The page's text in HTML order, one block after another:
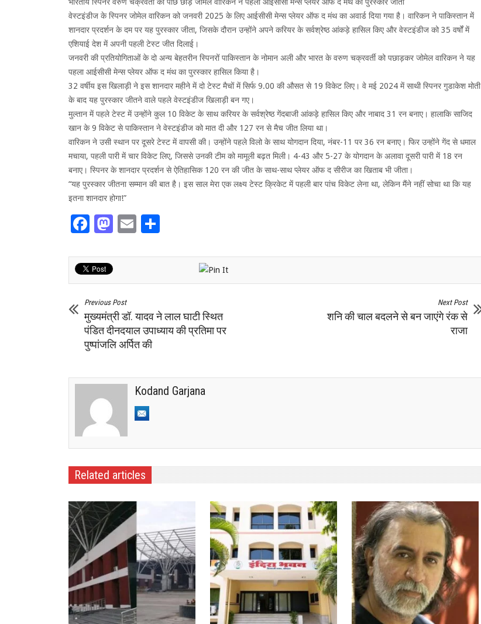
वेस्टइंडीज के स्पिनर जोमेल वारिकन को जनवरी 2025 के लिए आईसीसी मेन्स प्लेयर ऑफ द मंथ का अवार्ड दिया गया है। वारिकन ने पाकिस्तान में
शानदार प्रदर्शन के दम पर यह पुरस्कार जीता, जिसके दौरान उन्होंने अपने करियर के सर्वश्रेष्ठ आंकड़े हासिल किए और वेस्टइंडीज को 35 वर्षों में
एशियाई देश में अपनी पहली टेस्ट जीत दिलाई।
जनवरी की प्रतियोगिताओं के दो अन्य बेहतरीन स्पिनरों पाकिस्तान के नोमान अली और भारत के वरुण चक्रवर्ती को पछाड़कर जोमेल वारिकन ने यह
पहला आईसीसी मेन्स प्लेयर ऑफ द मंथ का पुरस्कार हासिल किया है।
32 वर्षीय इस खिलाड़ी ने इस शानदार महीने में दो टेस्ट मैचों में सिर्फ 9.00 की औसत से 19 विकेट लिए। वे मई 2024 में साथी स्पिनर गुडाकेश मोती
के बाद यह पुरस्कार जीतने वाले पहले वेस्टइंडीज खिलाड़ी बन गए।
मुल्तान में पहले टेस्ट में उन्होंने कुल 10 विकेट के साथ करियर के सर्वश्रेष्ठ गेंदबाजी आंकड़े हासिल किए और नाबाद 31 रन बनाए। हालाकि साजिद
खान के 9 विकेट से पाकिस्तान ने वेस्टइंडीज को मात दी और 127 रन से मैच जीत लिया था।
वारिकन ने उसी स्थान पर दूसरे टेस्ट में वापसी की। उन्होंने पहले विलो के साथ योगदान दिया, नंबर-11 पर 36 रन बनाए। फिर उन्होंने गेंद से धमाल
मचाया, पहली पारी में चार विकेट लिए, जिससे उनकी टीम को मामूली बढ़त मिली। 4-43 और 5-27 के योगदान के अलावा दूसरी पारी में 18 रन
बनाए। स्पिनर के शानदार प्रदर्शन से ऐतिहासिक 120 रन की जीत के साथ-साथ प्लेयर ऑफ द सीरीज का खिताब भी जीता।
“यह पुरस्कार जीतना सम्मान की बात है। इस साल मेरा एक लक्ष्य टेस्ट क्रिकेट में पहली बार पांच विकेट लेना था, लेकिन मैंने नहीं सोचा था कि यह
इतना शानदार होगा!”
Facebook
Mastodon
Email
Previous Post
मुख्यमंत्री डॉ. यादव ने लाल घाटी स्थित
पंडित दीनदयाल उपाध्याय की प्रतिमा पर
पुष्पांजलि अर्पित की
Next Post
शनि की चाल बदलने से बन जाएंगे रंक से
राजा
Kodand Garjana
Related articles